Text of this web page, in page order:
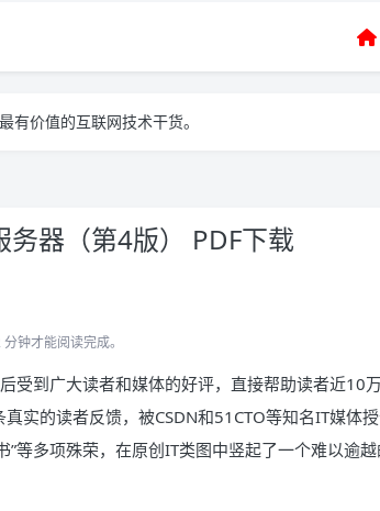
有价值的互联网技术干货。
器（第4版） PDF下载
钟才能阅读完成。
受到广大读者和媒体的好评，直接帮助读者近10
实的读者反馈，被CSDN和51CTO等知名IT媒体
”等多项殊荣，在原创IT类图中竖起了一个难以逾